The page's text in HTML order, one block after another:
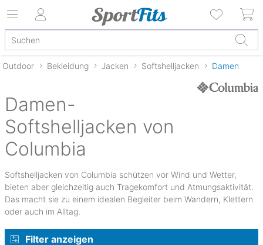
Outdoor Bekleidung Jacken Softshelljacken Damen
Damen-
Softshelljacken von
Columbia
Softshelljacken von Columbia schützen vor Wind und Wetter,
bieten aber gleichzeitig auch Tragekomfort und Atmungsaktivität.
Das macht sie zu einem idealen Begleiter beim Wandern, Klettern
oder auch im Alltag.
Filter anzeigen